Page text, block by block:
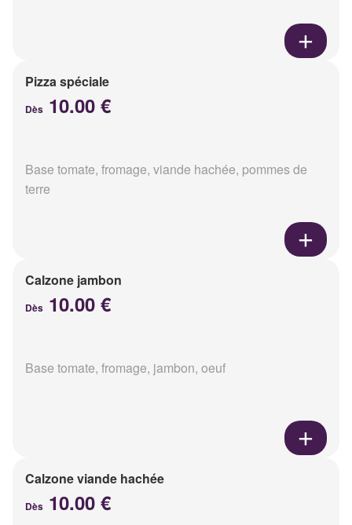
Pizza spéciale
Dès 10.00 €
Base tomate, fromage, viande hachée, pommes de
terre
Calzone jambon
Dès 10.00 €
Base tomate, fromage, jambon, oeuf
Calzone viande hachée
Dès 10.00 €